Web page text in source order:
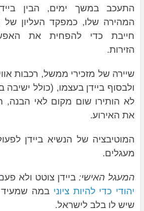
התעכב במשך ימים, הבין
המהירה שלו, כמפקד העליון של
חייבת כדי להפחית את
הזירות.
שיירה של מזכירי ממשל, רכבות
ולבסוף ביידן בעצמו, (כולל
לא הותירו שום מקום לאי הבנה,
את האירוע.
המוטיבציה של הנשיא ביידן
מעגלים.
המעגל האישי:ביידן צוטט ולא
יהודי כדי להיות ציוני במה שמעיד
שיש לו בלב לישראל.